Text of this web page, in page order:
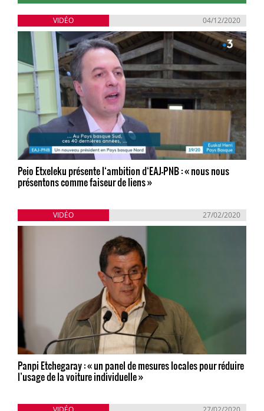
VIDÉO 04/12/2020
Peio Etxeleku présente l‘ambition d‘EAJ-PNB : « nous nous
présentons comme faiseur de liens »
VIDÉO 27/02/2020
Panpi Etchegaray : « un panel de mesures locales pour réduire
l’usage de la voiture individuelle »